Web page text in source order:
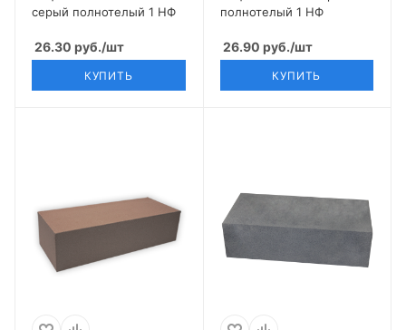
серый полнотелый 1 НФ
26.30 руб./шт
КУПИТЬ
полнотелый 1 НФ
26.90 руб./шт
КУПИТЬ